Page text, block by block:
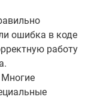
ошибка в коде
работу
Многие